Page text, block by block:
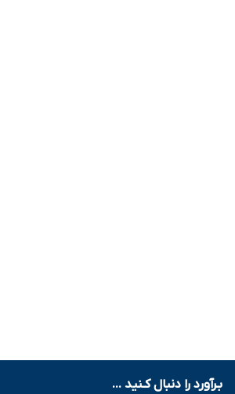
بـرآورد را دنبال کـنید ...